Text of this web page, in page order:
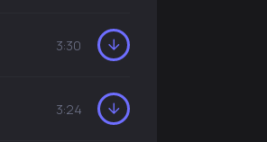
3:30
3:24